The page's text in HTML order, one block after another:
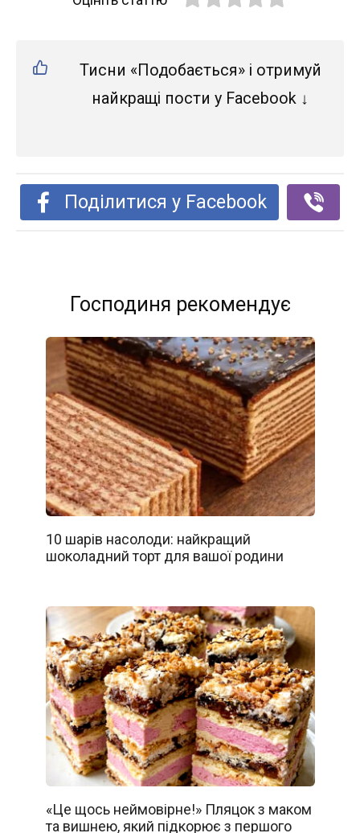
Тисни «Подобається» і отримуй
найкращі пости у Facebook ↓
Поділитися у Facebook
Господиня рекомендує
10 шарів насолоди: найкращий
шоколадний торт для вашої родини
«Це щось неймовірне!» Пляцок з маком
та вишнею, який підкорює з першого